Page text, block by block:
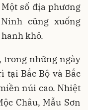
số địa phương
cũng xuống
khô.
trong những ngày
tại Bắc Bộ và Bắc
núi cao. Nhiệt
Châu, Mẫu Sơn